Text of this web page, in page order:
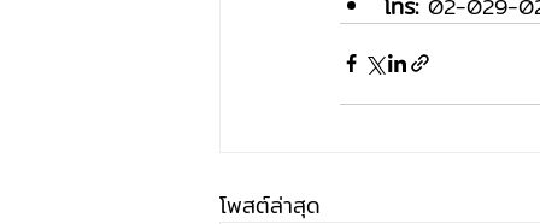
โพสต์ล่าสุด